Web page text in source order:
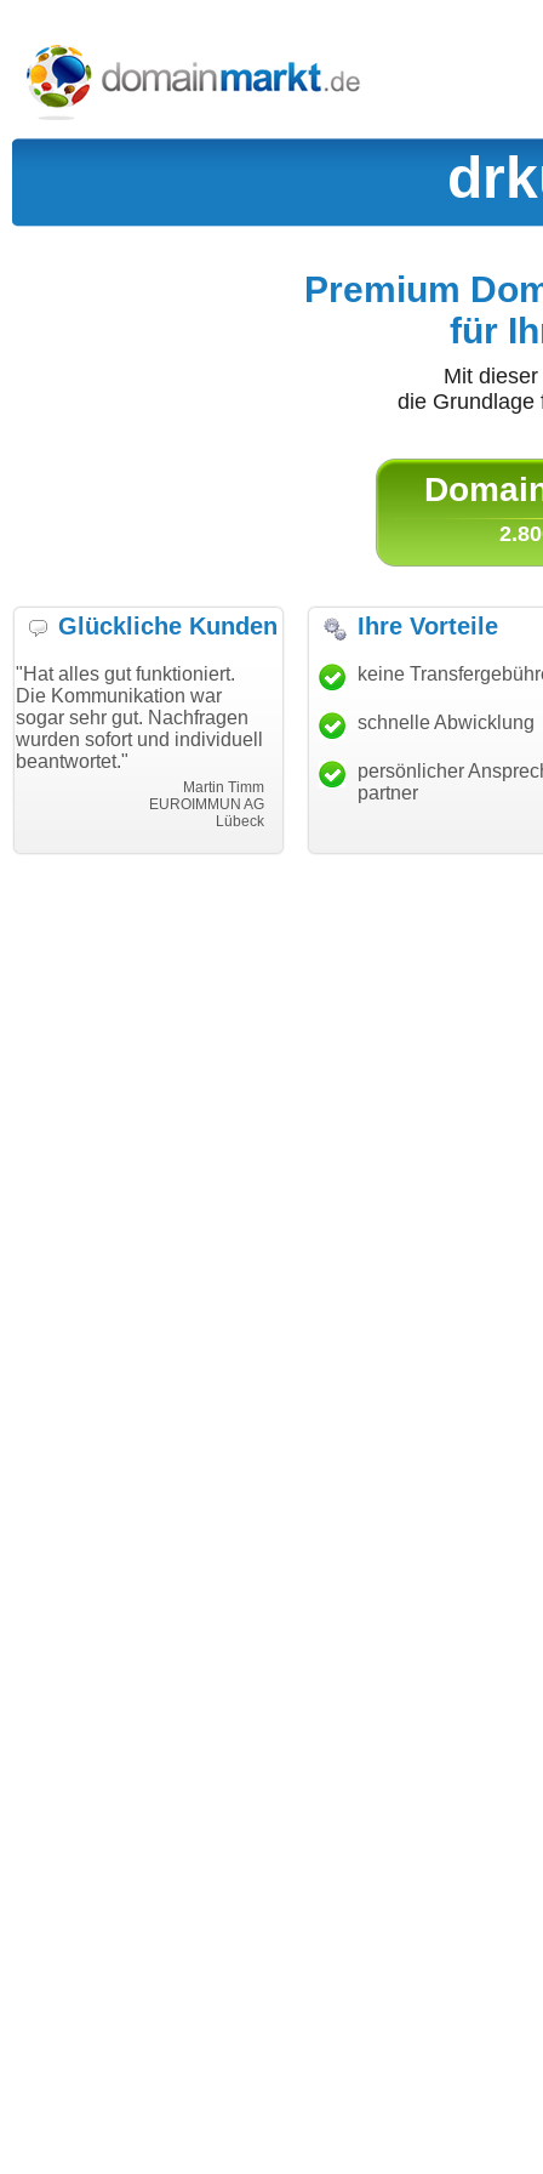
Premium
für
Mit
die
Glückliche Kunden
funktioniert.
war
Nachfragen
und individuell
EUROIMMUN AG
"Danke für den schnellen
Transfer und guten Service!"
Thomas Schäfer
i can eckert communication GmbH
"Ich bin
haben.
mein
Ihre Vorteile
keine
schnelle Abwicklung
persönlicher
partner